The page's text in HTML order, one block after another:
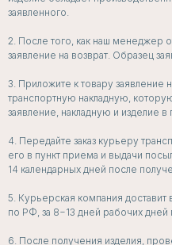
заявленного.
2. После того, как наш менеджер
заявление на возврат. Образец
3. Приложите к товару заявление
транспортную накладную,
заявление, накладную и изделие в
4. Передайте заказ курьеру
его в пункт приема и выдачи
14 календарных дней после
5. Курьерская компания доставит
по РФ, за 8−13 дней рабочих
6. После получения изделия,
БЕЛЬЕ
ДЛЯ
СМОТРЕТЬ ВСЕ